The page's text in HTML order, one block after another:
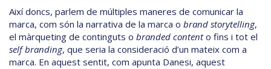
Així doncs, parlem de múltiples maneres de comunicar la
marca, com són la narrativa de la marca o brand storytelling,
el màrqueting de continguts o branded contento fins i tot el
self branding, que seria la consideració d’un mateix com a
marca. En aquest sentit, com apunta Danesi, aquest